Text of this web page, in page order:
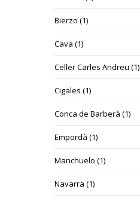
Bierzo (1)
Cava (1)
Celler Carles Andreu (1)
Cigales (1)
Conca de Barberà (1)
Empordà (1)
Manchuelo (1)
Navarra (1)